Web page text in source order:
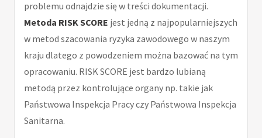
problemu odnajdzie się w treści dokumentacji.
Metoda RISK SCORE jest jedną z najpopularniejszych
w metod szacowania ryzyka zawodowego w naszym
kraju dlatego z powodzeniem można bazować na tym
opracowaniu. RISK SCORE jest bardzo lubianą
metodą przez kontrolujące organy np. takie jak
Państwowa Inspekcja Pracy czy Państwowa Inspekcja
Sanitarna.